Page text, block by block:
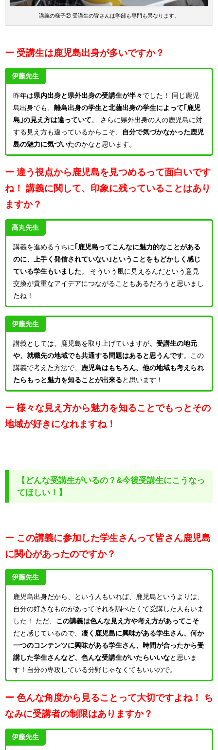
講義の様子② 受講生の皆さんは学部も専門も異なります。
ー 受講生は鹿児島出身が多いですか？
伊藤先生
昨年は県内出身と県外出身の受講生が半々 でした！
同じ鹿児
島出身でも、 離島出身の学生と北薩出身の学生によって｢鹿児
島｣の見え方は違っていて
さらに県外出身の人の鹿児島に対
する見え方も違っているからこそ、
自分で気づかなかった鹿児
島の魅力に気づいたのかなと思います。
ー 違う視点から鹿児島を見つめるって面白いです
ね！
講義に関して、印象に残っていることはあり
ますか？
高丸先生
講義を進めるうちに
｢鹿児島ってこんなに魅力的なことがある
のに、上手く発信されていない｣ということをもどかしく感じ
ている学生もいました
そういう風に見えるんだという意見
交換が貴重なアイデアにつながることもあるだろうと思いまし
たね！
伊藤先生
講義としては、鹿児島を取り上げていますが、受講生の地元
や、就職先の地域でも共通する問題はあると思うんです。この
講義で考えた方法で、
鹿児島はもちろん、他の地域も考えられ
たらもっと魅力を知ることが出来る と思います！
ー 様々な見え方から魅力を知ることでもっとその
地域が好きになれますね！
【どんな受講生がいるの？&今後受講生にこうなっ
てほしい！】
ー この講義に参加した学生さんって皆さん鹿児島
に関心があったのですか？
伊藤先生
鹿児島出身だから、という人もいれば、鹿児島というよりは、
自分の好きなものがあってそれを調べたくて受講した人もいま
した！
ただ、 この講義は色んな見え方や考え方があってこそ
だと感じているので、 凄く鹿児島に興味がある学生さん、何か
一つのコンテンツに興味がある学生さん、時間が合ったから受
講した学生さんなど、色んな受講生がいたらいいなと思いま
す！自分の専攻している分野じゃなくてもいいので。
ー 色んな角度から見ることって大切ですよね！
ち
なみに受講者の制限はありますか？
伊藤先生